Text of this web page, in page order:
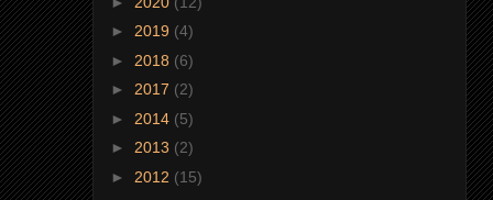
► 2019 (4)
► 2018 (6)
► 2017 (2)
► 2014 (5)
► 2013 (2)
► 2012 (15)